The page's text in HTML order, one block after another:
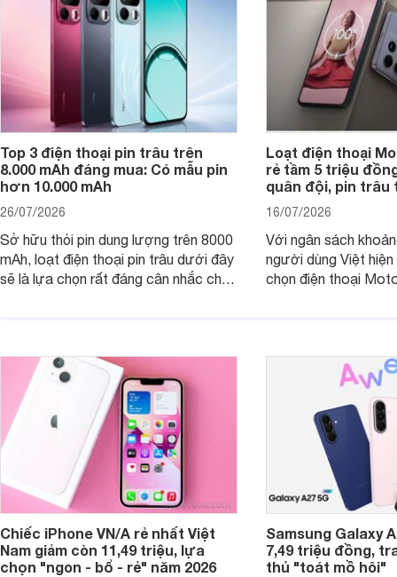
Top 3 điện thoại pin trâu trên
8.000 mAh đáng mua: Có mẫu pin
hơn 10.000 mAh
26/07/2026
Sở hữu thỏi pin dung lượng trên 8000
mAh, loạt điện thoại pin trâu dưới đây
sẽ là lựa chọn rất đáng cân nhắc cho
Loạt điện thoại
rẻ tầm 5 triệu
quân đội, pin trâu
16/07/2026
Với ngân sách
người dùng Việt
chọn điện thoại
Chiếc iPhone VN/A rẻ nhất Việt
Nam giảm còn 11,49 triệu, lựa
chọn "ngon - bổ - rẻ" năm 2026
Samsung Galaxy
7,49 triệu đồng,
thủ "toát mồ hôi"